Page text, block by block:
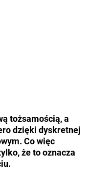
tożsamością, a
dzięki dyskretnej
Co więc
że to oznacza